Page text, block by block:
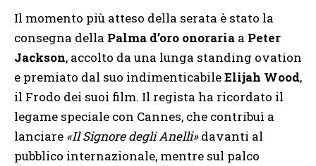
Il momento più atteso della serata è stato la
consegna della Palma d’oro onoraria a Peter
Jackson, accolto da una lunga standing ovation
e premiato dal suo indimenticabileElijah Wood,
il Frodo dei suoi film. Il regista ha ricordato il
legame speciale con Cannes, che contribuì a
lanciare «Il Signore degli Anelli»davanti al
pubblico internazionale, mentre sul palco